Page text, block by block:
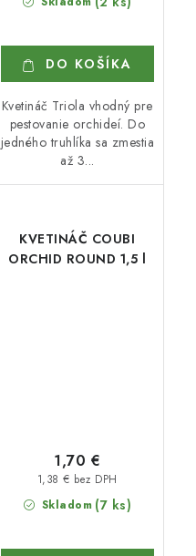
DO KOŠÍKA
Kvetináč Triola vhodný pre
pestovanie orchideí. Do
jedného truhlíka sa zmestia
až 3...
KVETINÁČ COUBI
ORCHID ROUND 1,5 l
Skladom (7 ks)
1,38 € bez DPH
1,70 €